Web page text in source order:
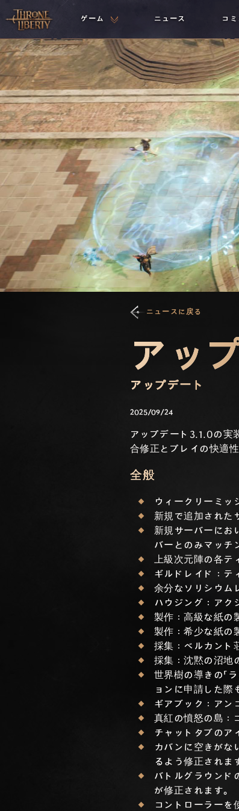
ゲーム ニュース コミ
ニュースに戻る
アッ
アップデート
2025/09/24
アップデート3.1.0の実
合修正とプレイの快適
全般
ウィークリーミッ
新規で追加された
新規サーバーにお
バーとのみマッチ
上級次元陣の各テ
ギルドレイド：テ
余分なソリシウム
ハウジング：アク
製作：高級な紙の
製作：希少な紙の
採集：ベルカント
採集：沈黙の沼地
世界樹の導きの「
ョンに申請した際
ギアブック：アン
真紅の憤怒の島：
チャットタブのア
カバンに空きがな
るよう修正されま
バトルグラウンド
が修正されます。
コントローラーを